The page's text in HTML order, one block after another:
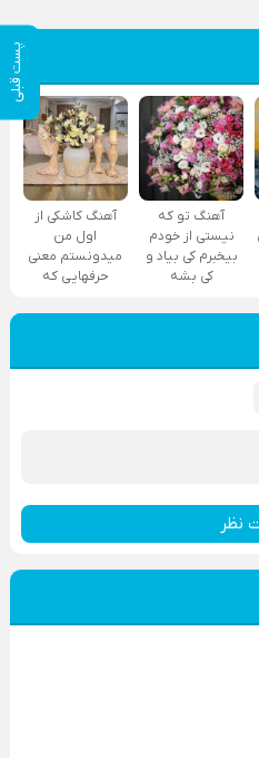
پست قبلی
آهنگ تو که
نیستی از خودم
بیخبرم کی بیاد و
کی بشه
آهنگ کاشکی از
اول من
میدونستم معنی
حرفهایی که
نظر